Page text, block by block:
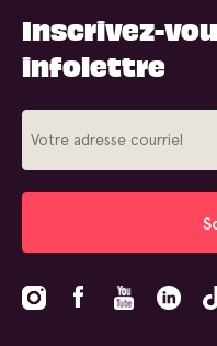
Inscrivez-
infolettre